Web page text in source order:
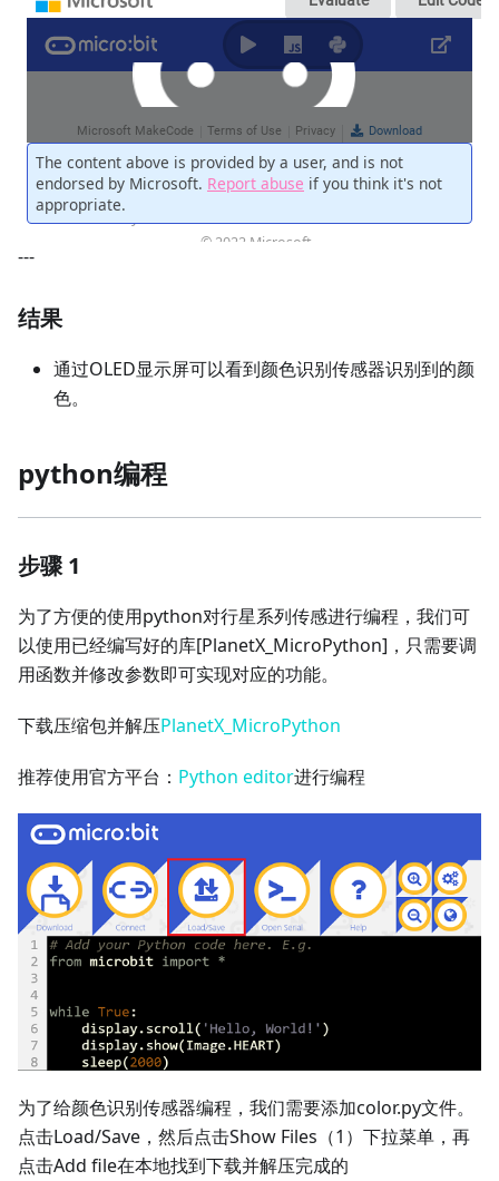
---
结果
通过OLED显示屏可以看到颜色识别传感器识别到的颜
色。
python编程
步骤 1
为了方便的使用python对行星系列传感进行编程，我们可
以使用已经编写好的库[PlanetX_MicroPython] ，只需要调
用函数并修改参数即可实现对应的功能。
下载压缩包并解压PlanetX_MicroPython
推荐使用官方平台： Python editor进行编程
为了给颜色识别传感器编程，我们需要添加color.py文件。
点击Load/Save，然后点击Show Files（1）下拉菜单，再
点击Add file在本地找到下载并解压完成的